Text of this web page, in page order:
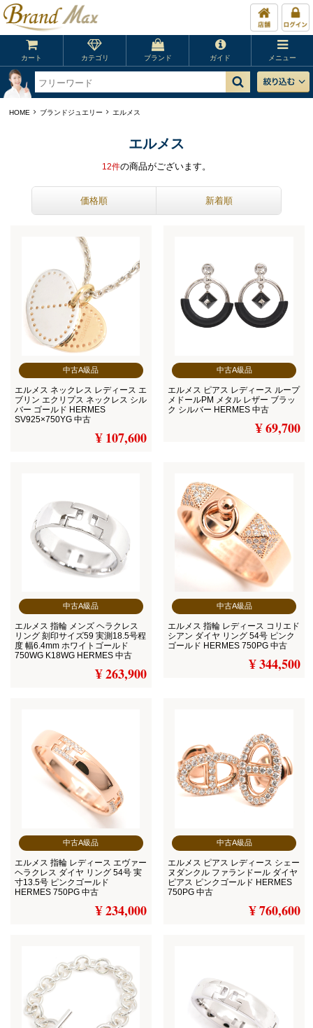
カート カテゴリ ブランド ガイド メニュー
HOME ブランドジュエリー エルメス
エルメス
12件の商品がございます。
価格順 新着順
中古A級品
エルメス ネックレス レディース エ
ブリン エクリプス ネックレス シル
バー ゴールド HERMES
SV925×750YG 中古
¥ 107,600
中古A級品
エルメス ピアス レディース ループ
メドールPM メタル レザー ブラッ
ク シルバー HERMES 中古
¥ 69,700
中古A級品
エルメス 指輪 メンズ ヘラクレス
リング 刻印サイズ59 実測18.5号程
度 幅6.4mm ホワイトゴールド
750WG K18WG HERMES 中古
¥ 263,900
中古A級品
エルメス 指輪 レディース コリエド
シアン ダイヤ リング 54号 ピンク
ゴールド HERMES 750PG 中古
¥ 344,500
中古A級品
エルメス 指輪 レディース エヴァー
ヘラクレス ダイヤ リング 54号 実
寸13.5号 ピンクゴールド
HERMES 750PG 中古
¥ 234,000
中古A級品
エルメス ピアス レディース シェー
ヌダンクル ファランドール ダイヤ
ピアス ピンクゴールド HERMES
750PG 中古
¥ 760,600